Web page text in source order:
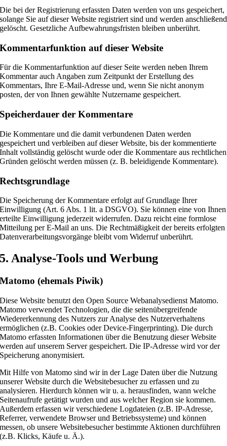
Die bei der Registrierung erfassten Daten werden von uns gespeichert,
solange Sie auf dieser Website registriert sind und werden anschließend
gelöscht. Gesetzliche Aufbewahrungsfristen bleiben unberührt.
Kommentarfunktion auf dieser Website
Für die Kommentarfunktion auf dieser Seite werden neben Ihrem
Kommentar auch Angaben zum Zeitpunkt der Erstellung des
Kommentars, Ihre E-Mail-Adresse und, wenn Sie nicht anonym
posten, der von Ihnen gewählte Nutzername gespeichert.
Speicherdauer der Kommentare
Die Kommentare und die damit verbundenen Daten werden
gespeichert und verbleiben auf dieser Website, bis der kommentierte
Inhalt vollständig gelöscht wurde oder die Kommentare aus rechtlichen
Gründen gelöscht werden müssen (z. B. beleidigende Kommentare).
Rechtsgrundlage
Die Speicherung der Kommentare erfolgt auf Grundlage Ihrer
Einwilligung (Art. 6 Abs. 1 lit. a DSGVO). Sie können eine von Ihnen
erteilte Einwilligung jederzeit widerrufen. Dazu reicht eine formlose
Mitteilung per E-Mail an uns. Die Rechtmäßigkeit der bereits erfolgten
Datenverarbeitungsvorgänge bleibt vom Widerruf unberührt.
5. Analyse-Tools und Werbung
Matomo (ehemals Piwik)
Diese Website benutzt den Open Source Webanalysedienst Matomo.
Matomo verwendet Technologien, die die seitenübergreifende
Wiedererkennung des Nutzers zur Analyse des Nutzerverhaltens
ermöglichen (z.B. Cookies oder Device-Fingerprinting). Die durch
Matomo erfassten Informationen über die Benutzung dieser Website
werden auf unserem Server gespeichert. Die IP-Adresse wird vor der
Speicherung anonymisiert.
Mit Hilfe von Matomo sind wir in der Lage Daten über die Nutzung
unserer Website durch die Websitebesucher zu erfassen und zu
analysieren. Hierdurch können wir u. a. herausfinden, wann welche
Seitenaufrufe getätigt wurden und aus welcher Region sie kommen.
Außerdem erfassen wir verschiedene Logdateien (z.B. IP-Adresse,
Referrer, verwendete Browser und Betriebssysteme) und können
messen, ob unsere Websitebesucher bestimmte Aktionen durchführen
(z.B. Klicks, Käufe u. Ä.).